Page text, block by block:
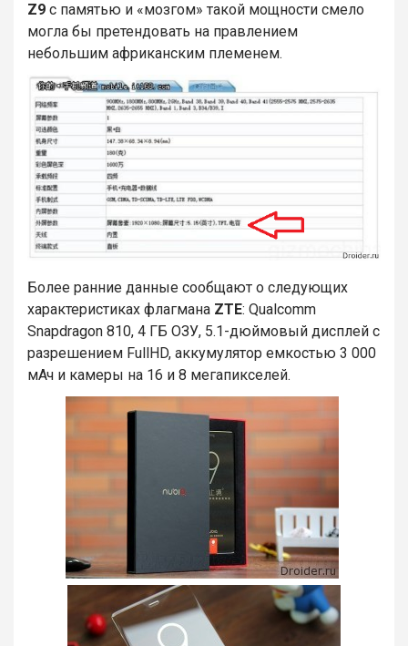
Z9 с памятью и «мозгом» такой мощности смело
могла бы претендовать на правлением
небольшим африканским племенем.
Более ранние данные сообщают о следующих
характеристиках флагмана ZTE: Qualcomm
Snapdragon 810, 4 ГБ ОЗУ, 5.1-дюймовый дисплей с
разрешением FullHD, аккумулятор емкостью 3 000
мАч и камеры на 16 и 8 мегапикселей.